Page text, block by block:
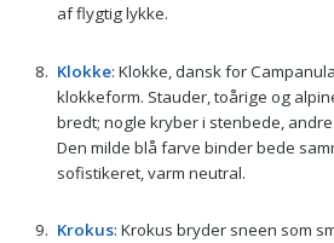
af flygtig lykke.
Klokke: Klokke, dansk for
klokkeform. Stauder, toårige og
bredt; nogle kryber i stenbede,
Den milde blå farve binder bede
sofistikeret, varm neutral.
Krokus: Krokus bryder sneen som